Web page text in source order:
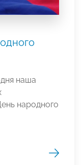
наша
народного